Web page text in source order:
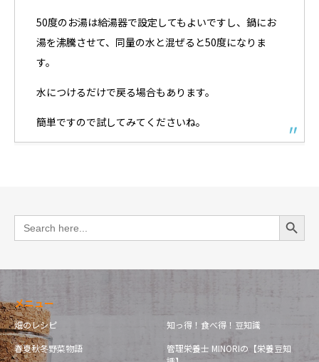
50度のお湯は給湯器で設定してもよいですし、鍋にお
湯を沸騰させて、同量の水と混ぜると50度になりま
す。
水につけるだけで戻る場合もあります。
簡単ですので試してみてくださいね。
Search
for:
Search Button
メニュー
畑のレシピ
知っ得！食べ得！豆知識
春夏秋冬野菜物語
管理栄養士 MINORIの【栄養豆知